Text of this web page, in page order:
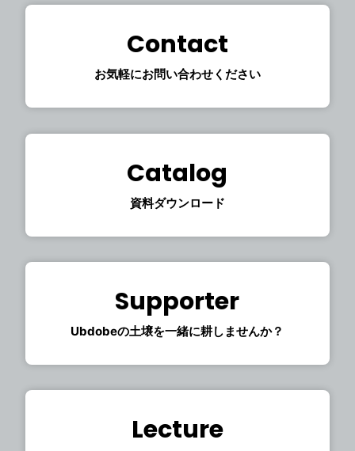
Contact
お気軽にお問い合わせください
Catalog
資料ダウンロード
Supporter
Ubdobeの土壌を一緒に耕しませんか？
Lecture
English Site
Privacy Policy